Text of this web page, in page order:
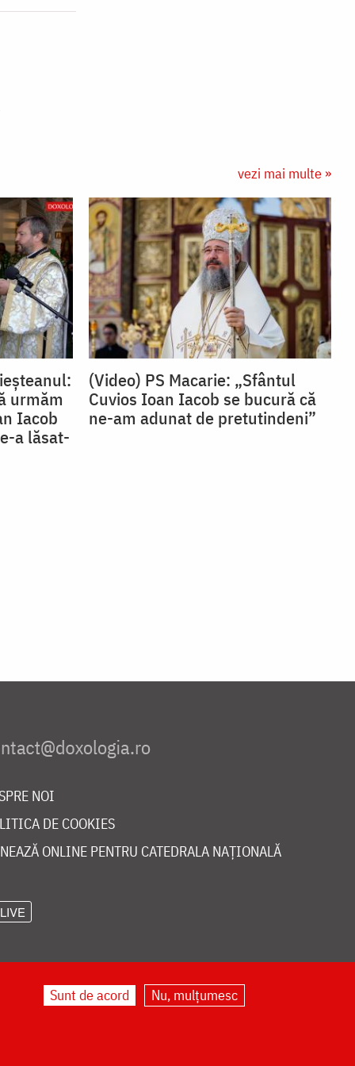
vezi mai multe »
urmăm
Iacob
a lăsat-
(Video) PS Macarie: „Sfântul
Cuvios Ioan Iacob se bucură că
ne-am adunat de pretutindeni”
NOI
DE COOKIES
ONLINE PENTRU CATEDRALA NAȚIONALĂ
LIVE
Sunt de acord Nu, mulțumesc